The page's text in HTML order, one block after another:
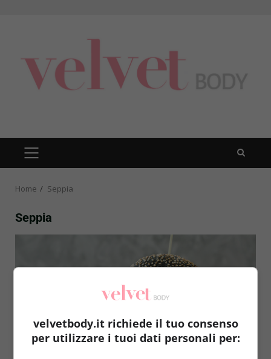
PRIMARY
MENU
Home Seppia
Seppia
velvetbody.it richiede il tuo consenso
per utilizzare i tuoi dati personali per: